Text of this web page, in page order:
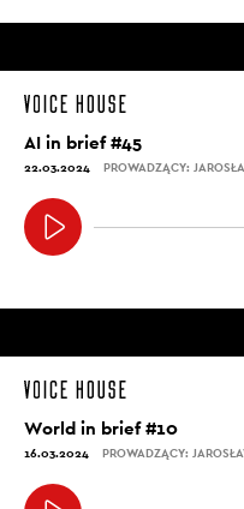
AI in brief #45
22.03.2024 PROWADZĄCY:
World in brief #10
16.03.2024 PROWADZĄCY: